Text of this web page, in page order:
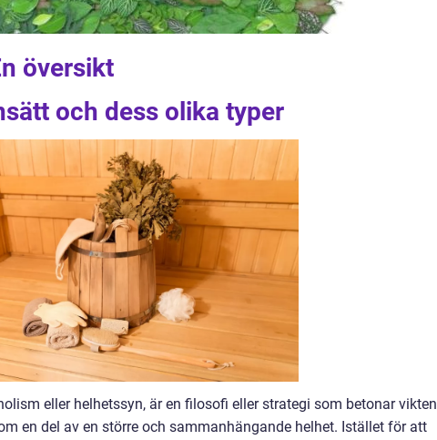
översikt
och dess olika typer
eller helhetssyn, är en filosofi eller strategi som betonar vikten
en del av en större och sammanhängande helhet. Istället för att